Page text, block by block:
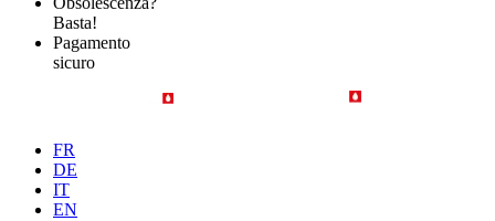
Basta!
Pagamento
sicuro
FR
DE
IT
EN